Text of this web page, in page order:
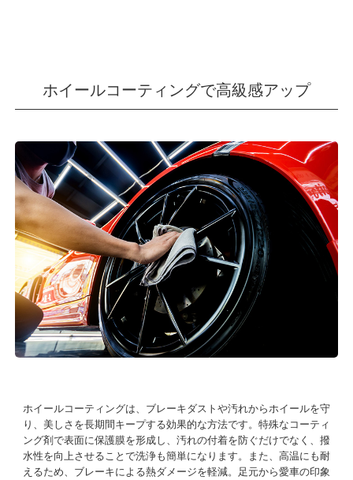
ホイールコーティングで高級感アップ
ホイールコーティングは、ブレーキダストや汚れからホイールを守
り、美しさを長期間キープする効果的な方法です。特殊なコーティ
ング剤で表面に保護膜を形成し、汚れの付着を防ぐだけでなく、撥
水性を向上させることで洗浄も簡単になります。また、高温にも耐
えるため、ブレーキによる熱ダメージを軽減。足元から愛車の印象